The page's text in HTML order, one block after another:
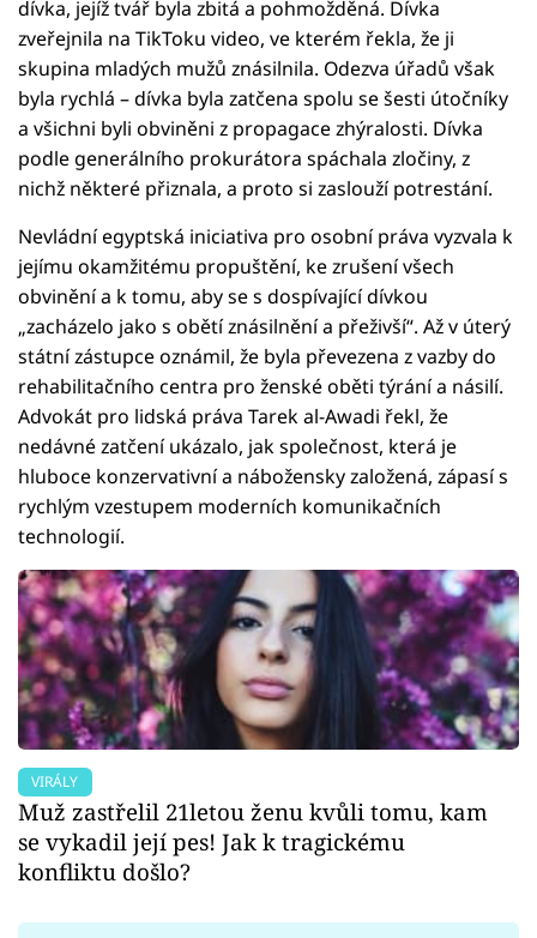
dívka, jejíž tvář byla zbitá a pohmožděná. Dívka
zveřejnila na TikToku video, ve kterém řekla, že ji
skupina mladých mužů znásilnila. Odezva úřadů však
byla rychlá – dívka byla zatčena spolu se šesti útočníky
a všichni byli obviněni z propagace zhýralosti. Dívka
podle generálního prokurátora spáchala zločiny, z
nichž některé přiznala, a proto si zaslouží potrestání.
Nevládní egyptská iniciativa pro osobní práva vyzvala k
jejímu okamžitému propuštění, ke zrušení všech
obvinění a k tomu, aby se s dospívající dívkou
„zacházelo jako s obětí znásilnění a přeživší“. Až v úterý
státní zástupce oznámil, že byla převezena z vazby do
rehabilitačního centra pro ženské oběti týrání a násilí.
Advokát pro lidská práva Tarek al-Awadi řekl, že
nedávné zatčení ukázalo, jak společnost, která je
hluboce konzervativní a nábožensky založená, zápasí s
rychlým vzestupem moderních komunikačních
technologií.
VIRÁLY
Muž zastřelil 21letou ženu kvůli tomu, kam
se vykadil její pes! Jak k tragickému
konfliktu došlo?